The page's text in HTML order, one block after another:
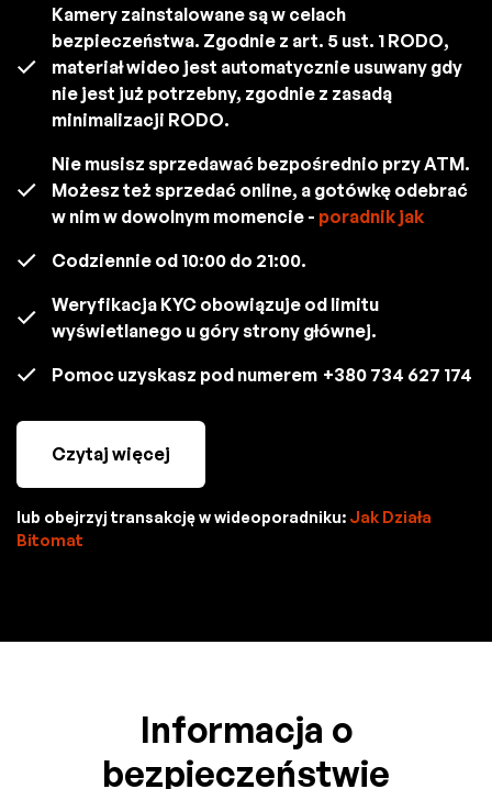
Kamery zainstalowane są w celach
bezpieczeństwa. Zgodnie z art. 5 ust. 1 RODO,
materiał wideo jest automatycznie usuwany gdy
nie jest już potrzebny, zgodnie z zasadą
minimalizacji RODO.
Nie musisz sprzedawać bezpośrednio przy ATM.
Możesz też sprzedać online, a gotówkę odebrać
w nim w dowolnym momencie - poradnik jak
Codziennie od 10:00 do 21:00.
Weryfikacja KYC obowiązuje od limitu
wyświetlanego u góry strony głównej.
Pomoc uzyskasz pod numerem +380 734 627 174
Czytaj więcej
lub obejrzyj transakcję w wideoporadniku: Jak Działa
Bitomat
Informacja o
bezpieczeństwie